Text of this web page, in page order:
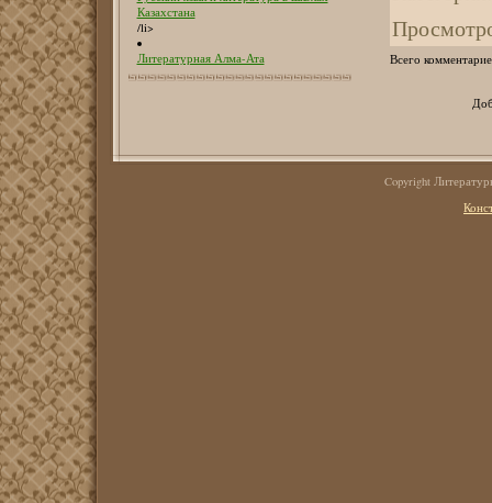
Казахстана
/li>
Литературная Алма-Ата
Всего
Copyright